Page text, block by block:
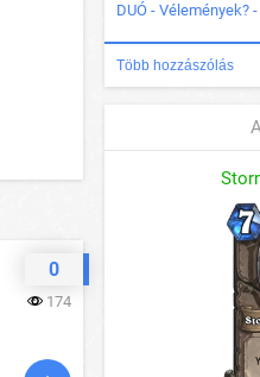
0
174
DUÓ - Vélemények?
Több hozzászólás